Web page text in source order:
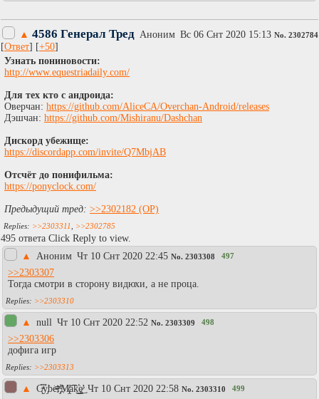
▲ 4586 Генерал Тред Аноним Вc 06 Снт 2020 15:13 No. 2302784
[Ответ] [+50]
Узнать пониновости:
http://www.equestriadaily.com/
Для тех кто с андроида:
Оверчан: https://github.com/AliceCA/Overchan-Android/releases
Дэшчан: https://github.com/Mishiranu/Dashchan
Дискорд убежище:
https://discordapp.com/invite/Q7MbjAB
Отсчёт до понифильма:
https://ponyclock.com/
Предыдущий тред: >>2302182
>>2303311 >>2302785
495 ответа Click Reply to view.
▲
Аноним Чт 10 Снт 2020 22:45 No. 2303308 497
>>2303307
Тогда смотри в сторону видюхи, а не проца.
>>2303310
▲ null Чт 10 Снт 2020 22:52 No. 2303309 498
>>2303306
дофига игр
>>2303313
▲ C̸͏̴̨͞ý̡͘b͘e̶̵͞r̴̡̀҉M̸̡̢̛a͡͡k͘̕͢͜ę̷̨̛͢ Чт 10 Снт 2020 22:58 No. 2303310 499